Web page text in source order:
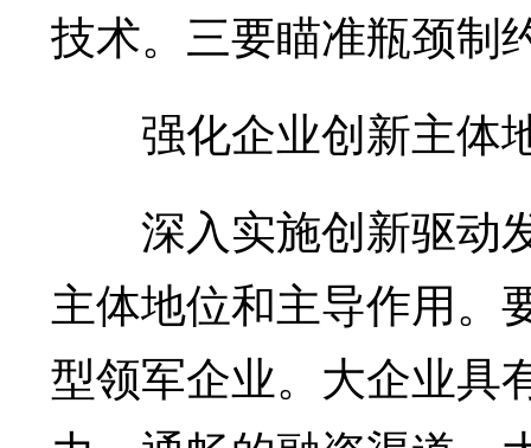
技术。三要瞄准瓶颈制
强化企业创新主体
深入实施创新驱动
主体地位和主导作用。
型领军企业。大企业具